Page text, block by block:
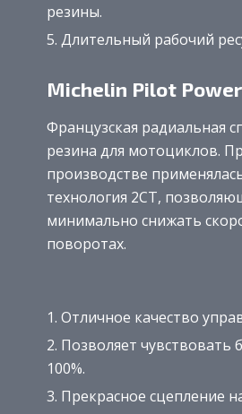
резины.
Длительный рабочий
Michelin Pilot Power
Французская радиальная
резина для мотоциклов.
производстве
технология 2CT,
минимально снижать
поворотах.
Отличное качество
Позволяет чувствовать
100%.
Прекрасное сцепление